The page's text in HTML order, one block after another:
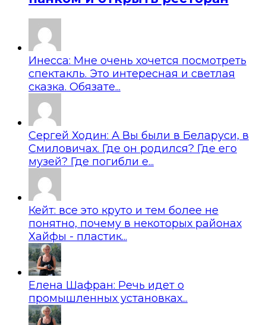
Инесса: Мне очень хочется посмотреть
спектакль. Это интересная и светлая
сказка. Обязате...
Сергей Ходин: А Вы были в Беларуси, в
Смиловичах. Где он родился? Где его
музей? Где погибли е...
Кейт: все это круто и тем более не
понятно, почему в некоторых районах
Хайфы - пластик...
Елена Шафран: Речь идет о
промышленных установках...